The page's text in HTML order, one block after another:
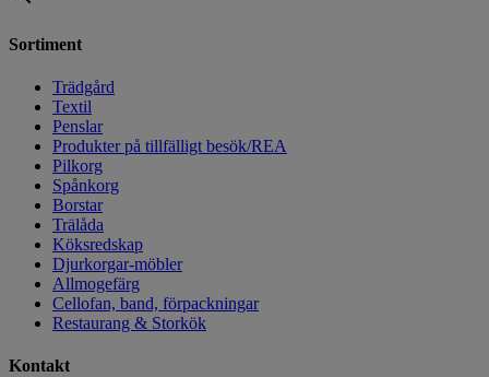
Sortiment
Trädgård
Textil
Penslar
Produkter på tillfälligt besök/REA
Pilkorg
Spånkorg
Borstar
Trälåda
Köksredskap
Djurkorgar-möbler
Allmogefärg
Cellofan, band, förpackningar
Restaurang & Storkök
Kontakt